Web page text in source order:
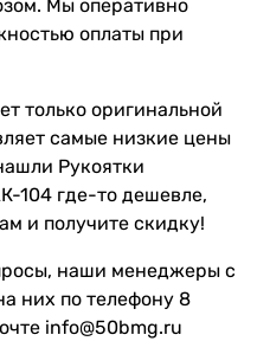
Мы оперативно
оплаты при
только оригинальной
самые низкие цены
Рукоятки
104 где-то дешевле,
и получите скидку!
наши менеджеры с
них по телефону 8
info@50bmg.ru